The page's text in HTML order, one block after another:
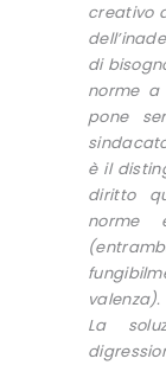
creativo
di
norme
pone
è il
diritto
norme
valenza).
La